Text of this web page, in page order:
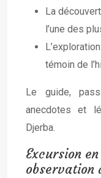
La
l’une des
témoin de
Le guide,
anecdotes et
Djerba.
Excursion
observation